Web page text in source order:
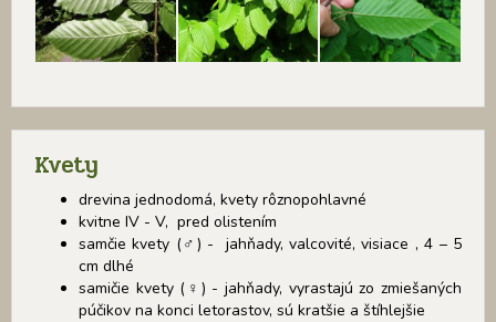
Kvety
drevina jednodomá, kvety rôznopohlavné
kvitne IV - V, pred olistením
samčie kvety (♂) - jahňady, valcovité, visiace , 4 – 5
cm dlhé
samičie kvety (♀) - jahňady, vyrastajú zo zmiešaných
púčikov na konci letorastov, sú kratšie a štíhlejšie